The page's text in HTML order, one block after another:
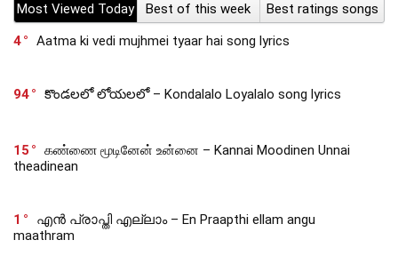
Most Viewed Today Best of this week
Best ratings songs
4
Aatma ki vedi mujhmei tyaar hai song lyrics
94 కొండలలో లోయలలో – Kondalalo Loyalalo song lyrics
15
கண்ணை மூடினேன் உன்னை – Kannai Moodinen Unnai
theadinean
1
എൻ പ്രാപ്തി എല്ലാം – En Praapthi ellam angu
maathram